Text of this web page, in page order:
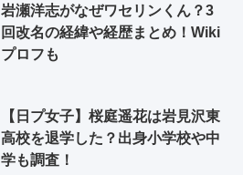
岩瀬洋志がなぜワセリンくん？3
回改名の経緯や経歴まとめ！Wiki
プロフも
【日プ女子】桜庭遥花は岩見沢東
高校を退学した？出身小学校や中
学も調査！